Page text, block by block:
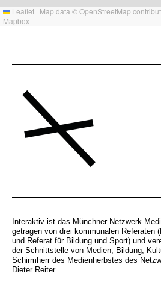
Leaflet | Map data ©OpenStreetMap
Mapbox
Interaktiv ist das Münchner Netzwerk
getragen von drei kommunalen Referaten
und Referat für Bildung und Sport) und
der Schnittstelle von Medien, Bildung,
Schirmherr des Medienherbstes des
Dieter Reiter.